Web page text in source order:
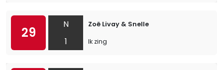
29
N
1
Zoë Livay & Snelle
Ik zing